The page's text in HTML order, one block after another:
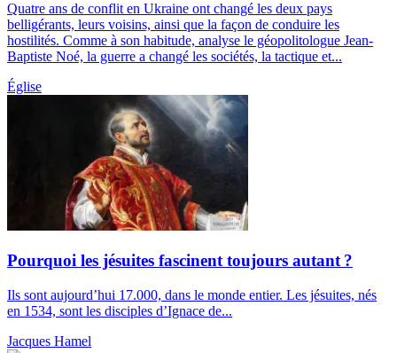
Quatre ans de conflit en Ukraine ont changé les deux pays
belligérants, leurs voisins, ainsi que la façon de conduire les
hostilités. Comme à son habitude, analyse le géopolitologue Jean-
Baptiste Noé, la guerre a changé les sociétés, la tactique et...
Église
Pourquoi les jésuites fascinent toujours autant ?
Ils sont aujourd’hui 17.000, dans le monde entier. Les jésuites, nés
en 1534, sont les disciples d’Ignace de...
Jacques Hamel